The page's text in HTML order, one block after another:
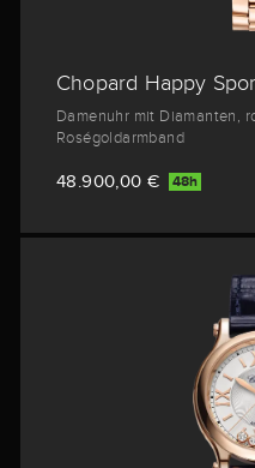
Chopard Happy
Damenuhr mit Diamanten,
Roségoldarmband
48.900,00 € 48h